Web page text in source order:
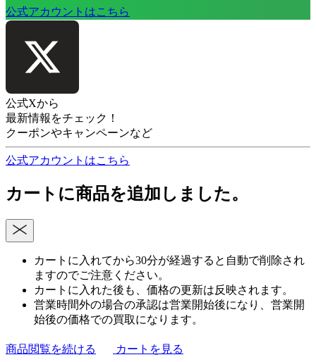
公式アカウントはこちら
公式Xから
最新情報をチェック！
クーポンやキャンペーンなど
公式アカウントはこちら
カートに商品を追加しました。
カートに入れてから30分が経過すると自動で削除され
ますのでご注意ください。
カートに入れた後も、価格の更新は反映されます。
営業時間外の場合の承認は営業開始後になり、営業開
始後の価格での買取になります。
商品閲覧を続ける カートを見る